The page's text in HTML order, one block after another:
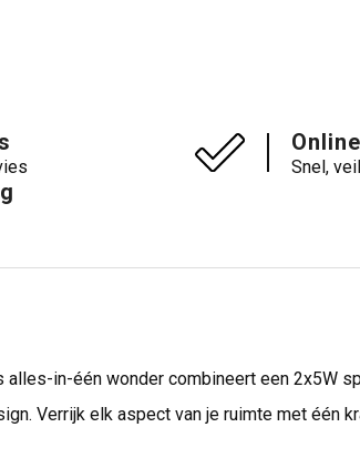
Snel,
in-één wonder combineert een 2x5W
Verrijk elk aspect van je ruimte met één